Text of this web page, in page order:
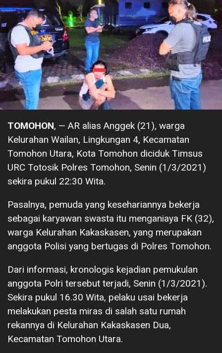
TOMOHON, — AR alias Anggek (21), warga
Kelurahan Wailan, Lingkungan 4, Kecamatan
Tomohon Utara, Kota Tomohon diciduk Timsus
URC Totosik Polres Tomohon, Senin (1/3/2021)
sekira pukul 22:30 Wita.
Pasalnya, pemuda yang kesehariannya bekerja
sebagai karyawan swasta itu menganiaya FK (32),
warga Kelurahan Kakaskasen, yang merupakan
anggota Polisi yang bertugas di Polres Tomohon.
Dari informasi, kronologis kejadian pemukulan
anggota Polri tersebut terjadi, Senin (1/3/2021).
Sekira pukul 16.30 Wita, pelaku usai bekerja
melakukan pesta miras di salah satu rumah
rekannya di Kelurahan Kakaskasen Dua,
Kecamatan Tomohon Utara.